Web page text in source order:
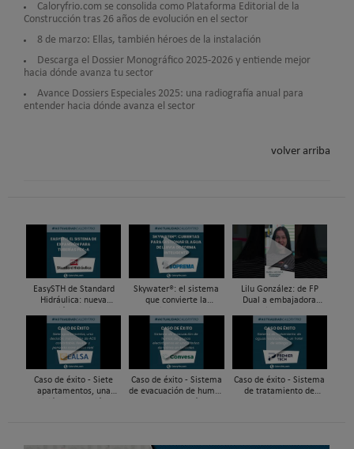
Caloryfrio.com se consolida como Plataforma Editorial de la
Construcción tras 26 años de evolución en el sector
8 de marzo: Ellas, también héroes de la instalación
Descarga el Dossier Monográfico 2025-2026 y entiende mejor
hacia dónde avanza tu sector
Avance Dossiers Especiales 2025: una radiografía anual para
entender hacia dónde avanza el sector
volver arriba
EasySTH de Standard
Hidráulica: nueva
de expansión para
tuberías PEX
Skywater®: el sistema
que convierte la
infraestructura activa de
gestión del agua...
Lilu González: de FP
Dual a embajadora
| Mecatrónica Industrial
Caso de éxito - Siete
apartamentos, una
Caso de éxito - Sistema
de evacuación de humos
Caso de éxito - Sistema
de tratamiento de